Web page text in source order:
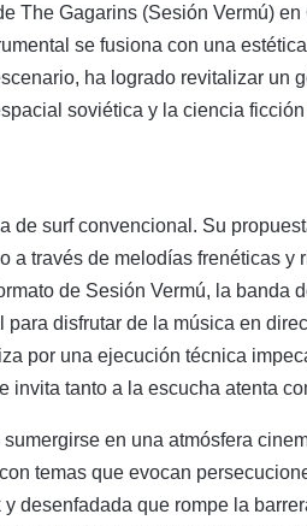
The Gagarins (Sesión Vermú)
se fusiona con una
ha logrado revitalizar un
soviética y la ciencia ficción
de surf convencional. Su
a través de melodías frenéticas
de Sesión Vermú, la banda
disfrutar de la música en
por una ejecución técnica
invita tanto a la escucha atenta
en una atmósfera
temas que evocan
desenfadada que rompe la